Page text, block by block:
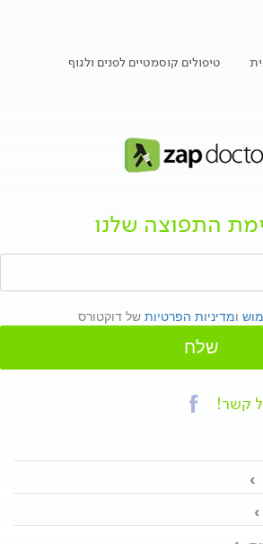
טיפולים קוסמטיים לפנים ולגוף
התפוצה שלנו
ומדיניות הפרטיות של דוקטורס
שלח
קשר!